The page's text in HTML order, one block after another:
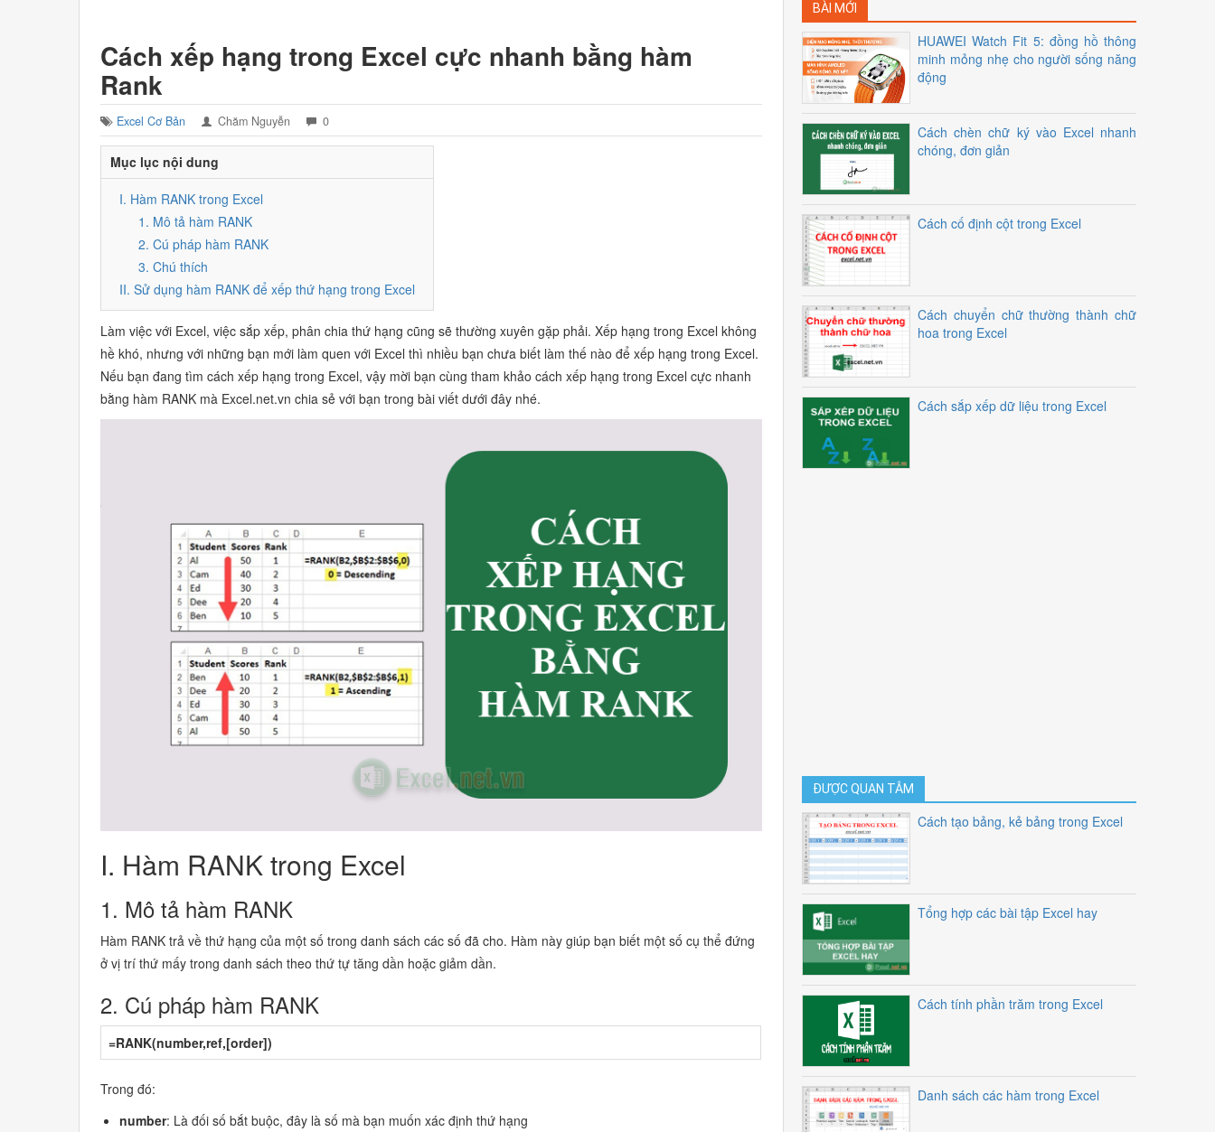
Cách xếp hạng trong Excel cực nhanh bằng hàm
Rank
Excel Cơ Bản Chăm Nguyễn 0
Mục lục nội dung
I. Hàm RANK trong Excel
1. Mô tả hàm RANK
2. Cú pháp hàm RANK
3. Chú thích
II. Sử dụng hàm RANK để xếp thứ hạng trong Excel
Làm việc với Excel, việc sắp xếp, phân chia thứ hạng cũng sẽ thường xuyên gặp phải. Xếp hạng trong Excel không
hề khó, nhưng với những bạn mới làm quen với Excel thì nhiều bạn chưa biết làm thế nào để xếp hạng trong Excel.
Nếu bạn đang tìm cách xếp hạng trong Excel, vậy mời bạn cùng tham khảo cách xếp hạng trong Excel cực nhanh
bằng hàm RANK mà Excel.net.vn chia sẻ với bạn trong bài viết dưới đây nhé.
I. Hàm RANK trong Excel
1. Mô tả hàm RANK
Hàm RANK trả về thứ hạng của một số trong danh sách các số đã cho. Hàm này giúp bạn biết một số cụ thể đứng
ở vị trí thứ mấy trong danh sách theo thứ tự tăng dần hoặc giảm dần.
2. Cú pháp hàm RANK
=RANK(number,ref,[order])
Trong đó:
number: Là đối số bắt buộc, đây là số mà bạn muốn xác định thứ hạng
BÀI MỚI
HUAWEI Watch Fit 5: đồng hồ thông
minh mỏng nhẹ cho người sống năng
động
Cách chèn chữ ký vào Excel nhanh
chóng, đơn giản
Cách cố định cột trong Excel
Cách chuyển chữ thường thành chữ
hoa trong Excel
Cách sắp xếp dữ liệu trong Excel
ĐƯỢC QUAN TÂM
Cách tạo bảng, kẻ bảng trong Excel
Tổng hợp các bài tập Excel hay
Cách tính phần trăm trong Excel
Danh sách các hàm trong Excel